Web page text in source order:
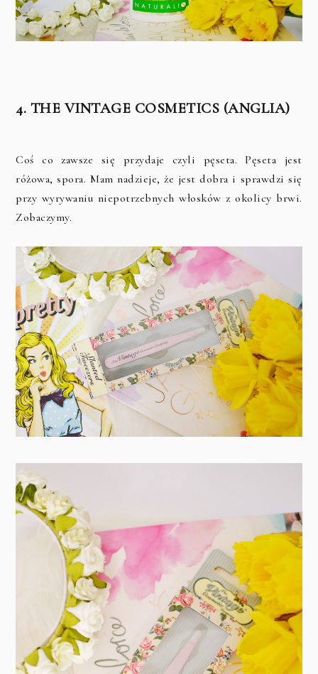
4. THE VINTAGE COSMETICS (ANGLIA)
Coś co zawsze się przydaje czyli pęseta. Pęseta jest
różowa, spora. Mam nadzieje, że jest dobra i sprawdzi się
przy wyrywaniu niepotrzebnych włosków z okolicy brwi.
Zobaczymy.